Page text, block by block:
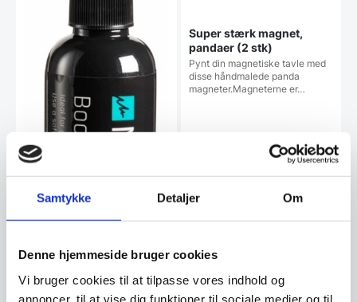
Samtykke Detaljer Om
Denne hjemmeside bruger cookies
Vi bruger cookies til at tilpasse vores indhold og
annoncer, til at vise dig funktioner til sociale medier og til
Super stærk magnet,
pandaer (2 stk)
Pynt din magnetiske tavle med
disse håndmalede panda
magneter.Magneterne er…